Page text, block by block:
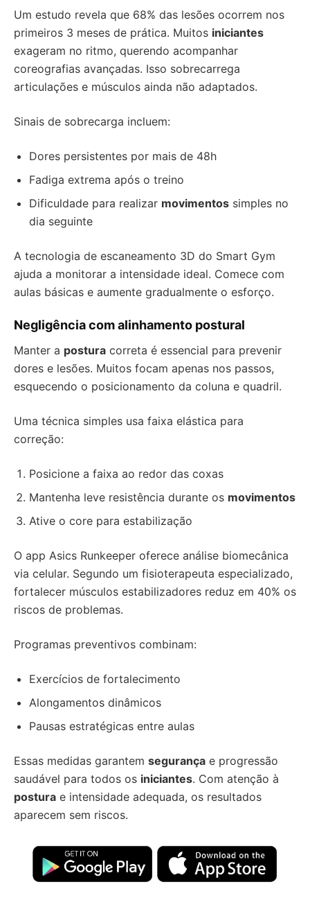
Um estudo revela que 68% das lesões ocorrem nos
primeiros 3 meses de prática. Muitos iniciantes
exageram no ritmo, querendo acompanhar
coreografias avançadas. Isso sobrecarrega
articulações e músculos ainda não adaptados.
Sinais de sobrecarga incluem:
Dores persistentes por mais de 48h
Fadiga extrema após o treino
Dificuldade para realizar movimentos simples no
dia seguinte
A tecnologia de escaneamento 3D do Smart Gym
ajuda a monitorar a intensidade ideal. Comece com
aulas básicas e aumente gradualmente o esforço.
Negligência com alinhamento postural
Manter a postura correta é essencial para prevenir
dores e lesões. Muitos focam apenas nos passos,
esquecendo o posicionamento da coluna e quadril.
Uma técnica simples usa faixa elástica para
correção:
Posicione a faixa ao redor das coxas
Mantenha leve resistência durante os movimentos
Ative o core para estabilização
O app Asics Runkeeper oferece análise biomecânica
via celular. Segundo um fisioterapeuta especializado,
fortalecer músculos estabilizadores reduz em 40% os
riscos de problemas.
Programas preventivos combinam:
Exercícios de fortalecimento
Alongamentos dinâmicos
Pausas estratégicas entre aulas
Essas medidas garantem segurança e progressão
saudável para todos os iniciantes. Com atenção à
postura e intensidade adequada, os resultados
aparecem sem riscos.